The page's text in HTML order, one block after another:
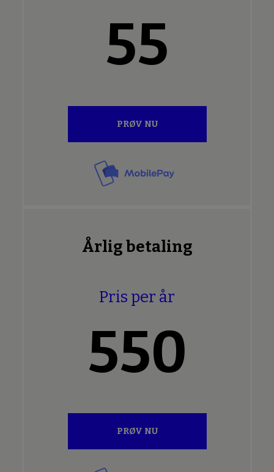
55
PRØV NU
Årlig betaling
Pris per år
550
PRØV NU